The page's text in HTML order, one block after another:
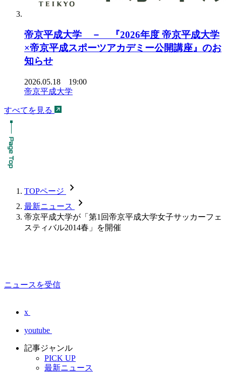
帝京平成大学 － 『2026年度 帝京平成大学
×帝京平成スポーツアカデミー公開講座』のお
知らせ
2026.05.18 19:00
帝京平成大学
すべてを見る
TOPページ chevron_forward
最新ニュース chevron_forward
帝京平成大学が「第1回帝京平成大学女子サッカーフェ
スティバル2014春」を開催
ニュースを受信
x
youtube
記事ジャンル
PICK UP
最新ニュース